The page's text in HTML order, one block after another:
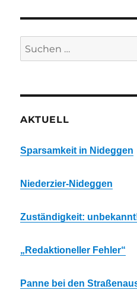
Suchen
nach:
AKTUELL
Sparsamkeit in Nideggen
Niederzier-Nideggen
Zuständigkeit:
„Redaktioneller Fehler“
Panne bei den